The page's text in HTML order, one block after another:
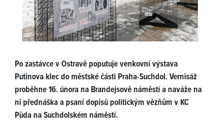
Po zastávce v Ostravě poputuje venkovní výstava
Putinova klec do městské části Praha-Suchdol. Vernisáž
proběhne 16. února na Brandejsově náměstí a naváže na
ni přednáška a psaní dopisů politickým vězňům v KC
Půda na Suchdolském náměstí.